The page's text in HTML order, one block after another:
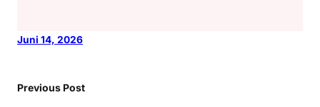
Juni 14, 2026
Previous Post